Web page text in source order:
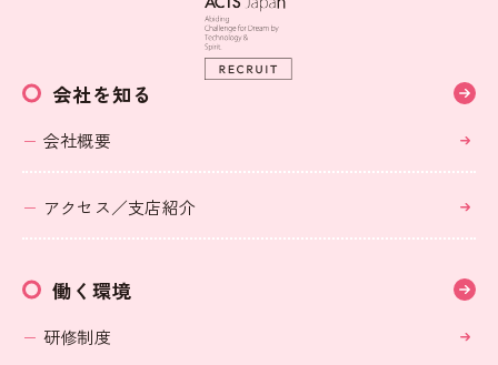
会社を知る
会社概要
アクセス／支店紹介
働く環境
研修制度